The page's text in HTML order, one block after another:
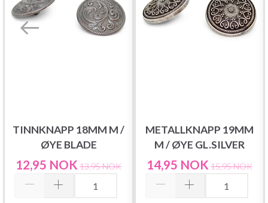
TINNKNAPP 18MM M /
ØYE BLADE
12,95 NOK 13,95 NOK
METALLKNAPP 19MM
M / ØYE GL.SILVER
14,95 NOK 15,95 NOK